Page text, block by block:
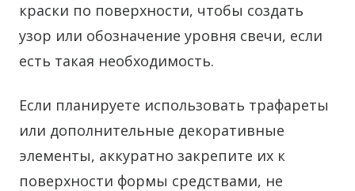
краски по поверхности, чтобы создать
узор или обозначение уровня свечи, если
есть такая необходимость.
Если планируете использовать трафареты
или дополнительные декоративные
элементы, аккуратно закрепите их к
поверхности формы средствами, не